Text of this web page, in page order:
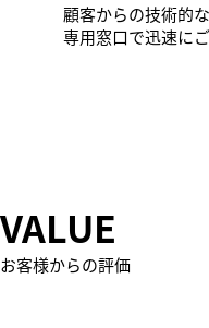
顧客からの技術的な
専用窓口で迅速に
​VALUE
​お客様からの評価